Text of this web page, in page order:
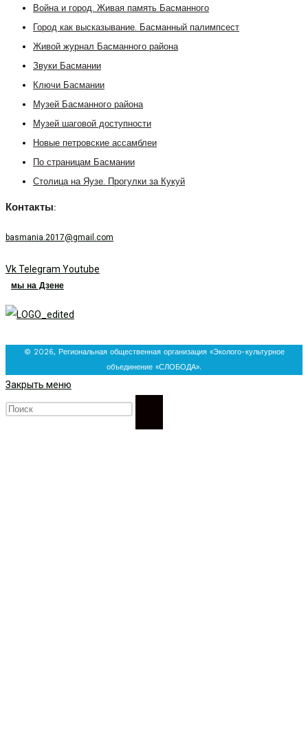
Война и город. Живая память Басманного
Город как высказывание. Басманный палимпсест
Живой журнал Басманного района
Звуки Басмании
Ключи Басмании
Музей Басманного района
Музей шаговой доступности
Новые петровские ассамблеи
По страницам Басмании
Столица на Яузе. Прогулки за Кукуй
Контакты:
basmania.2017@gmail.com
VkTelegram Youtube
мы на Дзене
© 2026, Региональная общественная организация «Эколого-культурное
объединение «СЛОБОДА».
Закрыть меню